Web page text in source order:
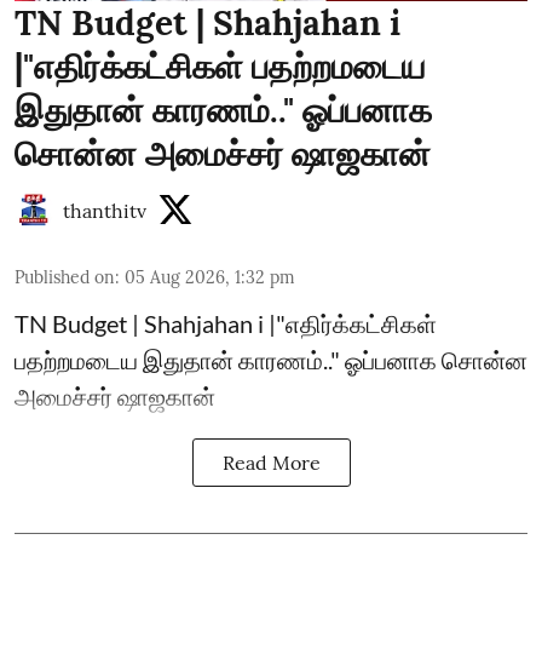
TN Budget | Shahjahan i
|"எதிர்க்கட்சிகள் பதற்றமடைய
இதுதான் காரணம்.." ஓப்பனாக
சொன்ன அமைச்சர் ஷாஜகான்
thanthitv
Published on: 05 Aug 2026, 1:32 pm
TN Budget | Shahjahan i |"எதிர்க்கட்சிகள்
பதற்றமடைய இதுதான் காரணம்.." ஓப்பனாக சொன்ன
அமைச்சர் ஷாஜகான்
Read More